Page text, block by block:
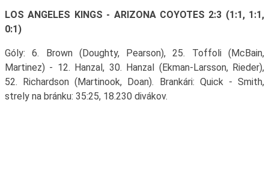
LOS ANGELES KINGS - ARIZONA COYOTES 2:3 (1:1, 1:1,
0:1)
Góly: 6. Brown (Doughty, Pearson), 25. Toffoli (McBain,
Martinez) - 12. Hanzal, 30. Hanzal (Ekman-Larsson, Rieder),
52. Richardson (Martinook, Doan). Brankári: Quick - Smith,
strely na bránku: 35:25, 18.230 divákov.